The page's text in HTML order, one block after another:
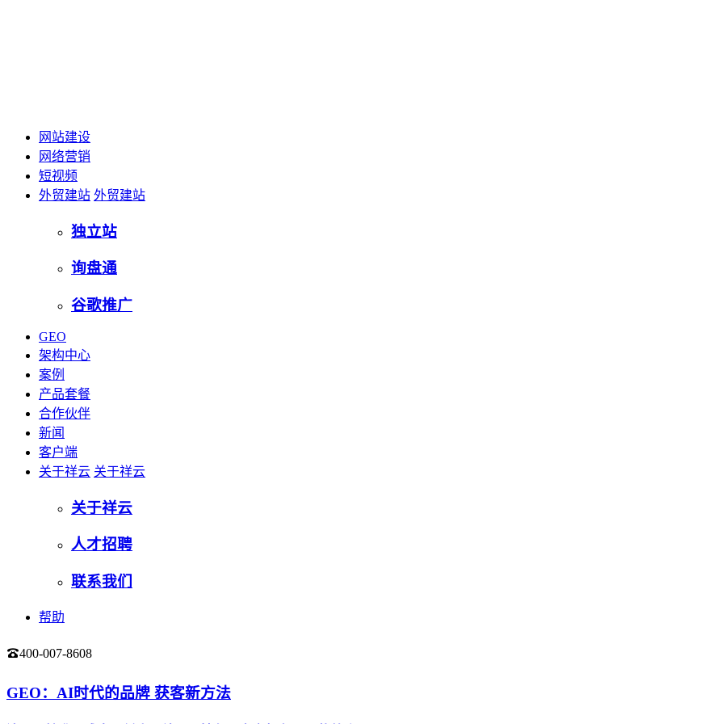
网站建设
网络营销
短视频
外贸建站 外贸建站
独立站
询盘通
谷歌推广
GEO
架构中心
案例
产品套餐
合作伙伴
新闻
客户端
关于祥云 关于祥云
关于祥云
人才招聘
联系我们
帮助
400-007-8608
GEO：AI时代的品牌 获客新方法